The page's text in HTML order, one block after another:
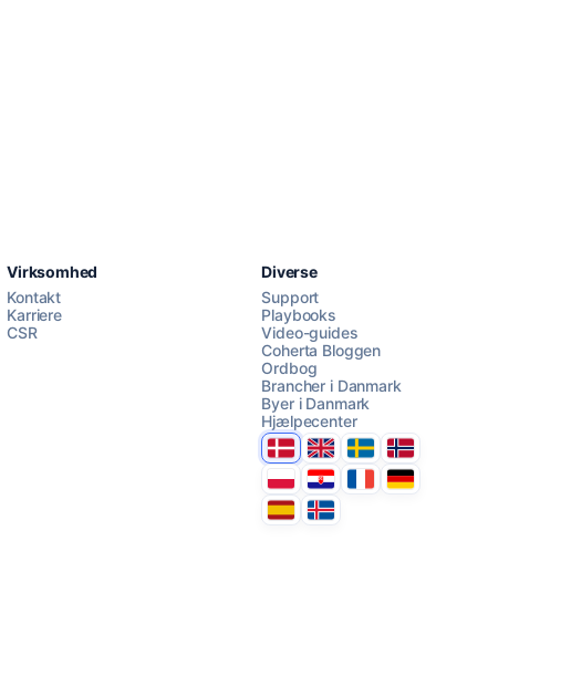
AI Campaign Assist
Virksomhed
Kontakt
Karriere
CSR
Diverse
Support
Playbooks
Video-guides
Coherta Bloggen
Ordbog
Brancher i Danmark
Byer i Danmark
Hjælpecenter
DanmarkUnited Kingdom
SverigeNorge
PolskaHrvatskaFranceDeutschland
EspanaÍsland